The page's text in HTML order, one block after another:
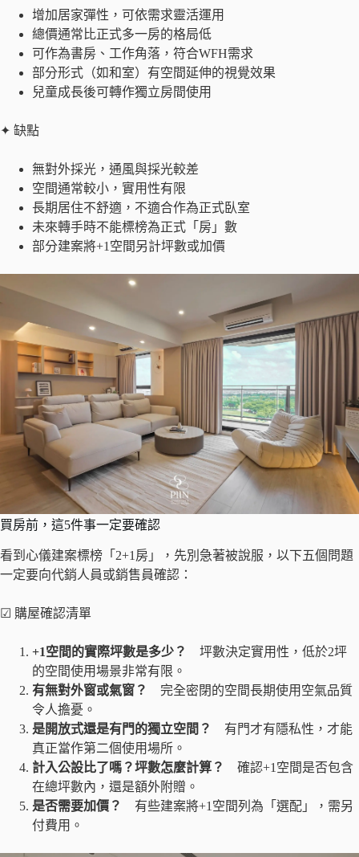
增加居家彈性，可依需求靈活運用
總價通常比正式多一房的格局低
可作為書房、工作角落，符合WFH需求
部分形式（如和室）有空間延伸的視覺效果
兒童成長後可轉作獨立房間使用
✦ 缺點
無對外採光，通風與採光較差
空間通常較小，實用性有限
長期居住不舒適，不適合作為正式臥室
未來轉手時不能標榜為正式「房」數
部分建案將+1空間另計坪數或加價
買房前，這5件事一定要確認
看到心儀建案標榜「2+1房」，先別急著被說服，以下五個問題
一定要向代銷人員或銷售員確認：
☑ 購屋確認清單
+1空間的實際坪數是多少？
坪數決定實用性，低於2坪
的空間使用場景非常有限。
有無對外窗或氣窗？
完全密閉的空間長期使用空氣品質
令人擔憂。
是開放式還是有門的獨立空間？
有門才有隱私性，才能
真正當作第二個使用場所。
計入公設比了嗎？坪數怎麼計算？
確認+1空間是否包含
在總坪數內，還是額外附贈。
是否需要加價？
有些建案將+1空間列為「選配」，需另
付費用。